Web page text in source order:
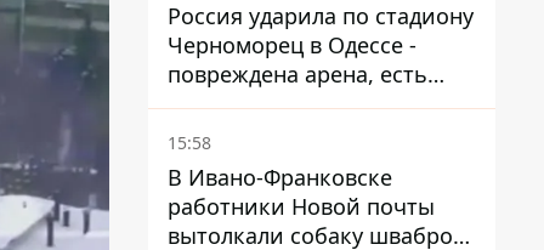
Россия ударила по стадиону
Черноморец в Одессе -
повреждена арена, есть
пострадавший
15:58
В Ивано-Франковске
работники Новой почты
вытолкали собаку шваброй